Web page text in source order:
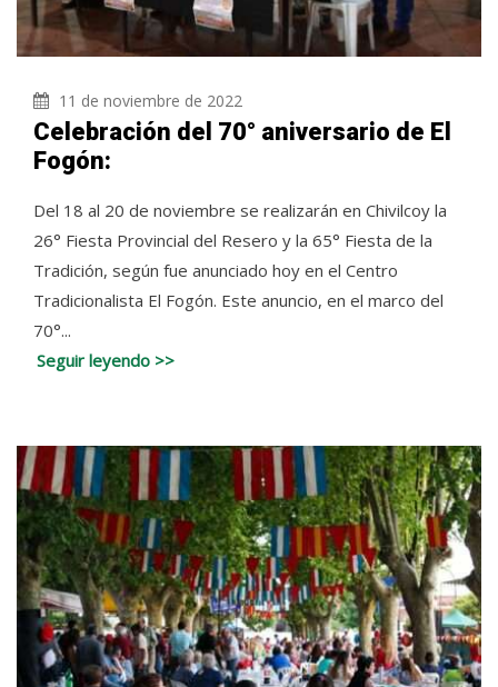
11 de noviembre de 2022
Celebración del 70° aniversario de El
Fogón:
Del 18 al 20 de noviembre se realizarán en Chivilcoy la
26° Fiesta Provincial del Resero y la 65° Fiesta de la
Tradición, según fue anunciado hoy en el Centro
Tradicionalista El Fogón. Este anuncio, en el marco del
70°...
Seguir leyendo >>